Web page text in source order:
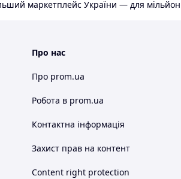
маркетплейс України — для
Про нас
Про prom.ua
Робота в prom.ua
Контактна інформація
Захист прав на контент
Content right protection